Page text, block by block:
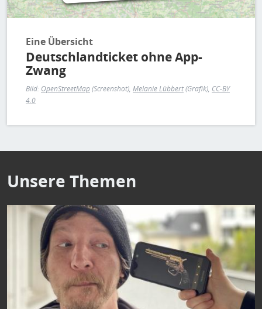
Eine Übersicht
Deutschlandticket ohne App-
Zwang
Bild: OpenStreetMap(Screenshot), Melanie Lübbert(Grafik), CC-BY
4.0
Unsere Themen
Bild